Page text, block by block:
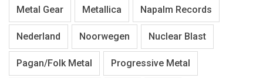
Metal Gear Metallica Napalm Records
Nederland Noorwegen Nuclear Blast
Pagan/Folk Metal Progressive Metal